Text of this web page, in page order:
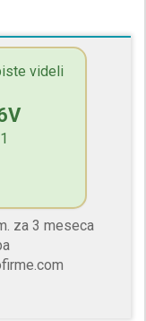
videli
za 3 meseca